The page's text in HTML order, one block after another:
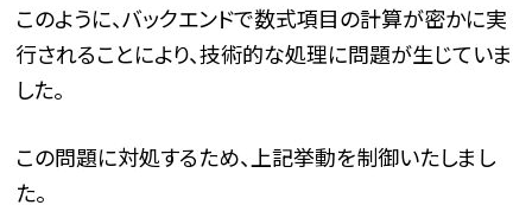
このように、バックエンドで数式項目の計算が密かに実
行されることにより、技術的な処理に問題が生じていま
した。
この問題に対処するため、上記挙動を制御いたしまし
た。